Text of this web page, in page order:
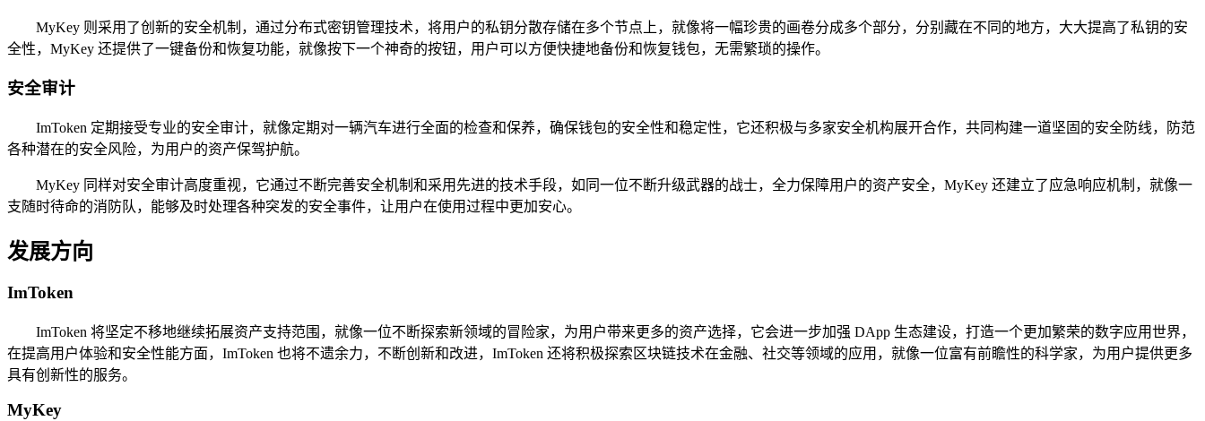
MyKey 则采用了创新的安全机制，通过分布式密钥管理技术，将用户的私钥分散存储在多个节点上，就像将一幅珍贵的画卷分成多个部分，分别藏在不同的地方，大大提高了私钥的安
全性，MyKey 还提供了一键备份和恢复功能，就像按下一个神奇的按钮，用户可以方便快捷地备份和恢复钱包，无需繁琐的操作。
安全审计
ImToken 定期接受专业的安全审计，就像定期对一辆汽车进行全面的检查和保养，确保钱包的安全性和稳定性，它还积极与多家安全机构展开合作，共同构建一道坚固的安全防线，防范
各种潜在的安全风险，为用户的资产保驾护航。
MyKey 同样对安全审计高度重视，它通过不断完善安全机制和采用先进的技术手段，如同一位不断升级武器的战士，全力保障用户的资产安全，MyKey 还建立了应急响应机制，就像一
支随时待命的消防队，能够及时处理各种突发的安全事件，让用户在使用过程中更加安心。
发展方向
ImToken
ImToken 将坚定不移地继续拓展资产支持范围，就像一位不断探索新领域的冒险家，为用户带来更多的资产选择，它会进一步加强 DApp 生态建设，打造一个更加繁荣的数字应用世界，
在提高用户体验和安全性能方面，ImToken 也将不遗余力，不断创新和改进，ImToken 还将积极探索区块链技术在金融、社交等领域的应用，就像一位富有前瞻性的科学家，为用户提供更多
具有创新性的服务。
MyKey